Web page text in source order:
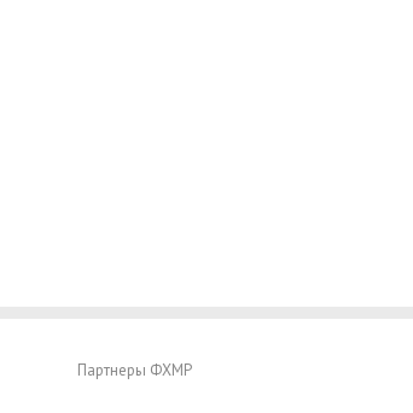
Партнеры ФХМР